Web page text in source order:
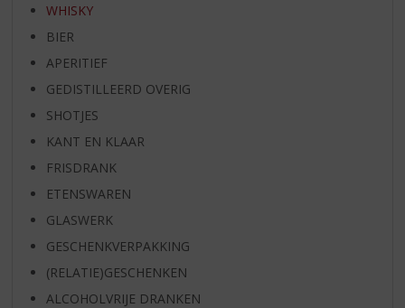
WHISKY
BIER
APERITIEF
GEDISTILLEERD OVERIG
SHOTJES
KANT EN KLAAR
FRISDRANK
ETENSWAREN
GLASWERK
GESCHENKVERPAKKING
(RELATIE)GESCHENKEN
ALCOHOLVRIJE DRANKEN